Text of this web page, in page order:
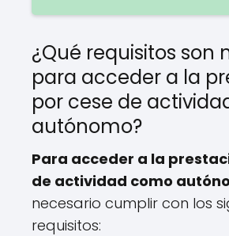
¿Qué requisitos son
para acceder a la
por cese de
autónomo?
Para acceder a la
de actividad como
necesario cumplir con los
requisitos: